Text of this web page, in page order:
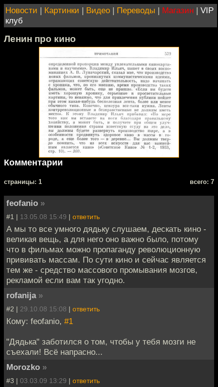
Новости | Картинки | Видео | Переводы | Магазин | VIP
клуб
Ленин про кино
Комментарии
cтраницы: 1 всего: 7
feofanio »
#1 | 13.05.08 15:49 | ответить
А мы то все умного дядьку слушаем, дескать кино -
великая вещь, а для него оно важно было, потому
что в фильмах можно пропаганду революционную
прививать массам. По сути кино и сейчас является
тем же - средство массового промывания мозгов,
рекламой если вам так угодно.
rofanija »
#2 | 29.10.08 15:08 | ответить
Кому: feofanio, #1
"Дядька" заботился о том, чтобы у тебя мозги не
съехали! Всё напрасно...
Morozko »
#3 | 03.03.09 13:29 | ответить